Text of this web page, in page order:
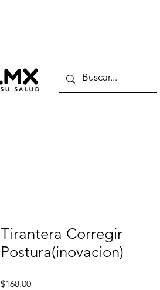
Tirantera Corregir
Postura(inovacion)
$168.00Precio